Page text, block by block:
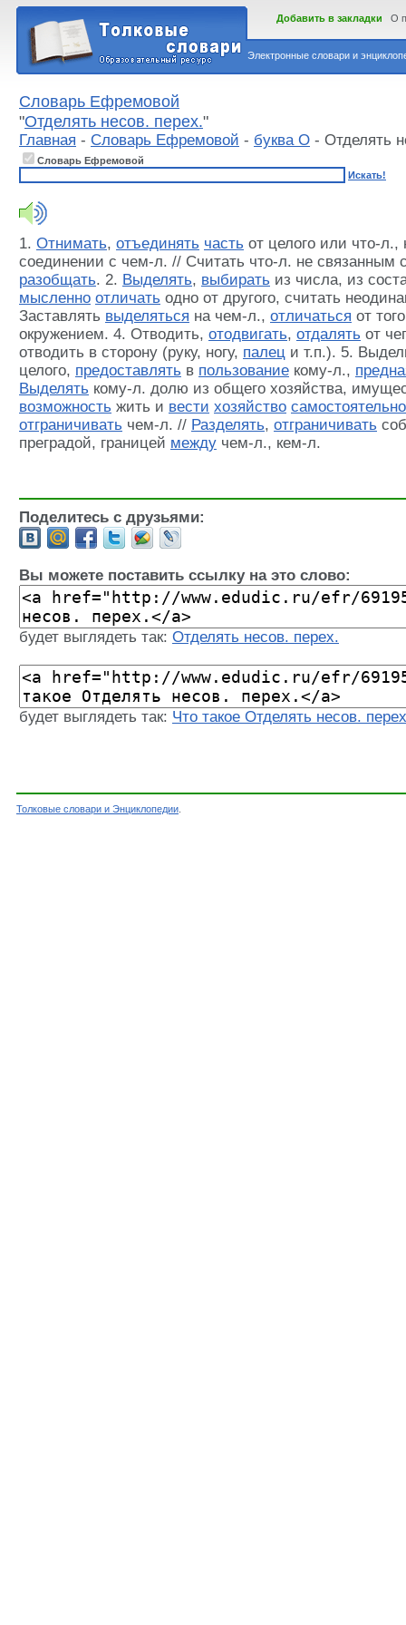
Электронные словари и
Добавить в закладки О
Словарь Ефремовой
"Отделять несов. перех."
Главная - Словарь Ефремовой - буква О - Отделять
Словарь Ефремовой
Искать!
1. Отнимать, отъединять часть от целого или что-
соединении с чем-л. // Считать что-л. не связанным
разобщать. 2. Выделять, выбирать из числа, из
мысленно отличать одно от другого, считать
Заставлять выделяться на чем-л., отличаться от
окружением. 4. Отводить, отодвигать, отдалять от
отводить в сторону (руку, ногу, палец и т.п.). 5.
целого, предоставлять в пользование кому-л.,
Выделять кому-л. долю из общего хозяйства,
возможность жить и вести хозяйство самостоятельно
отграничивать чем-л. // Разделять, отграничивать
преградой, границей между чем-л., кем-л.
Поделитесь с друзьями:
Вы можете поставить ссылку на это слово:
будет выглядеть так: Отделять несов. перех.
будет выглядеть так: Что такое Отделять несов.
Толковые словари и Энциклопедии